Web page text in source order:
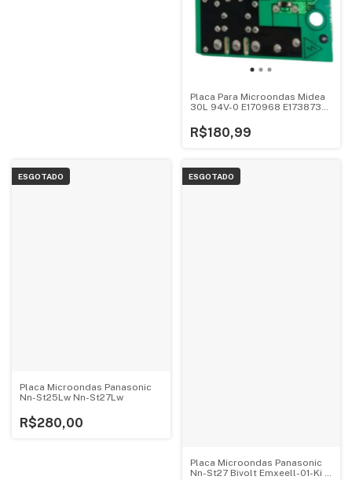
Placa Para Microondas Midea
30L 94V-0 E170968 E173873
R$180,99
ESGOTADO
Placa Microondas Panasonic
Nn-St25Lw Nn-St27Lw
R$280,00
ESGOTADO
Placa Microondas Panasonic
Nn-St27 Bivolt Emxeell-01-Ki -